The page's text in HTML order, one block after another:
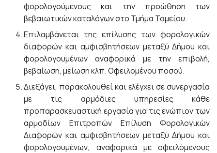
φορολογούμενους και την προώθηση των
βεβαιωτικών καταλόγων στο Τμήμα Ταμείου.
Επιλαμβάνεται της επίλυσης των φορολογικών
διαφορών και αμφισβητήσεων μεταξύ Δήμου και
φορολογουμένων αναφορικά με την επιβολή,
βεβαίωση, μείωση κλπ. Οφειλομένου ποσού.
Διεξάγει, παρακολουθεί και ελέγχει σε συνεργασία
με τις αρμόδιες υπηρεσίες κάθε
προπαρασκευαστική εργασία για τις ενώπιον των
αρμοδίων Επιτροπών Επίλυση Φορολογικών
Διαφορών και αμφισβητήσεων μεταξύ Δήμου και
φορολογουμένων, αναφορικά με οφειλόμενους